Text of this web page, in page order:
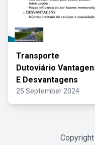
Transporte
Dutoviário
E Desvantagens
25 September 2024